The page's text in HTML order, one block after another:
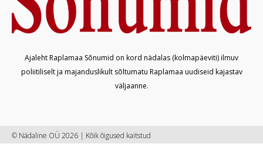
Ajaleht Raplamaa Sõnumid on kord nädalas (kolmapäeviti) ilmuv
poliitiliselt ja majanduslikult sõltumatu Raplamaa uudiseid kajastav
väljaanne.
© Nädaline OÜ 2026 | Kõik õigused kaitstud